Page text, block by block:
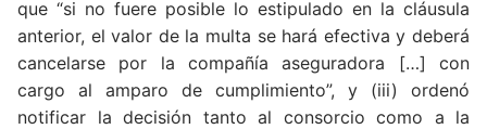
que “si no fuere posible lo estipulado en la cláusula
anterior, el valor de la multa se hará efectiva y deberá
cancelarse por la compañía aseguradora […] con
cargo al amparo de cumplimiento”, y (iii) ordenó
notificar la decisión tanto al consorcio como a la